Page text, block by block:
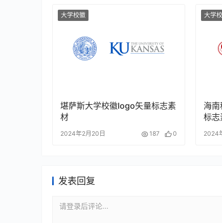
大学校徽
堪萨斯大学校徽logo矢量标志素
材
2024年2月20日 187 0
大学
海
标志
2024
发表回复
请登录后评论...